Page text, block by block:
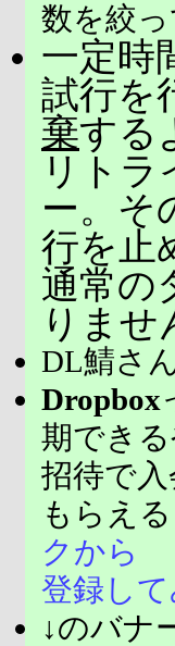
数を絞っ
一定時
試行を
棄する
リトラ
ー。そ
行を止
通常の
りませ
DL鯖さ
Dropbox
期でき
招待で
もらえ
クから
登録し
↓のバナ